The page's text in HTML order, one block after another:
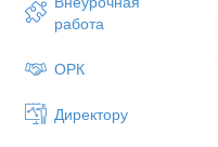
работа
ОРК
Директору